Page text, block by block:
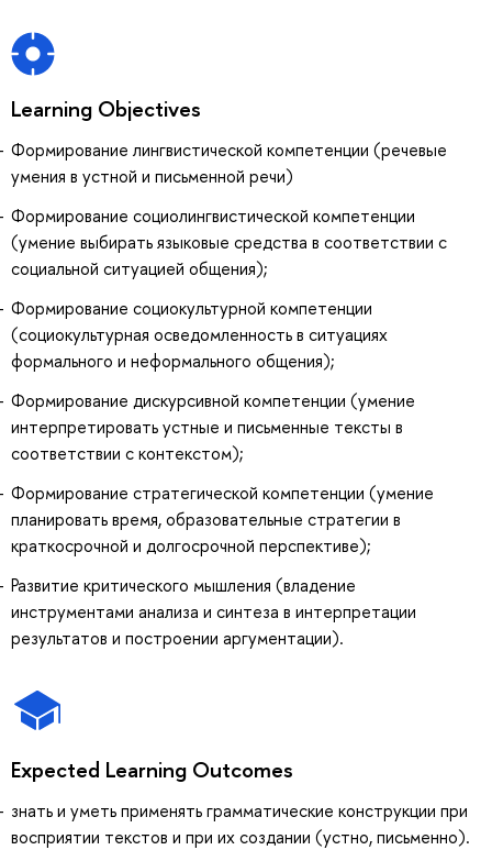
Learning Objectives
Формирование лингвистической компетенции (речевые
умения в устной и письменной речи)
Формирование социолингвистической компетенции
(умение выбирать языковые средства в соответствии с
социальной ситуацией общения);
Формирование социокультурной компетенции
(социокультурная осведомленность в ситуациях
формального и неформального общения);
Формирование дискурсивной компетенции (умение
интерпретировать устные и письменные тексты в
соответствии с контекстом);
Формирование стратегической компетенции (умение
планировать время, образовательные стратегии в
краткосрочной и долгосрочной перспективе);
Развитие критического мышления (владение
инструментами анализа и синтеза в интерпретации
результатов и построении аргументации).
Expected Learning Outcomes
знать и уметь применять грамматические конструкции при
восприятии текстов и при их создании (устно, письменно).